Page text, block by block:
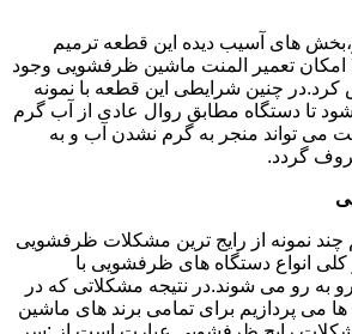
های آسیب دیده این قطعه ترمیم
امکان تعمیر المنت ماشین ظرفشویی وجود
کرد.در چنین شرایطی این قطعه با نمونه
تا دستگاه مطابق روال عادی از آب گرم
می تواند منجر به گرم نشدن آب و به
گردد.
نمونه از رایج ترین مشکلات ظرفشویی
انواع دستگاه های ظرفشویی با
به رو می شوند.در نتیجه مشکلاتی که در
می پردازیم برای تمامی برند های ماشین